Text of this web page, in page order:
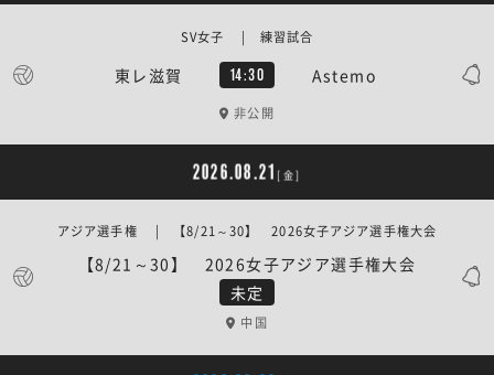
東レ滋賀 14:30 Astemo
SV女子 | 練習試合
非公開
2026.08.21 [金]
未定
【8/21～30】 2026女子アジア選手権大会
アジア選手権 | 【8/21～30】 2026女子アジア選手権大会
中国